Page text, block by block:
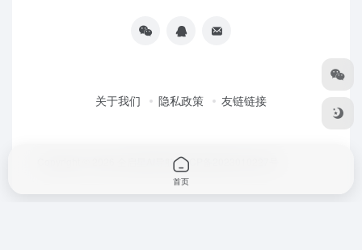
关于我们 隐私政策 友链链接
全启星AI导航鲁ICP备2023010227号
首页